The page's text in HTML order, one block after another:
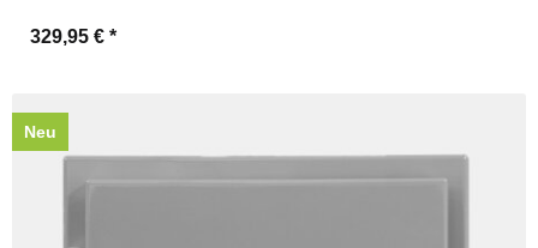
329,95 € *
Neu